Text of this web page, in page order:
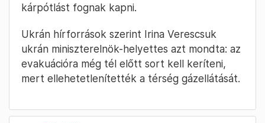
kárpótlást fognak kapni.
Ukrán hírforrások szerint Irina Verescsuk
ukrán miniszterelnök-helyettes azt mondta: az
evakuációra még tél előtt sort kell keríteni,
mert ellehetetlenítették a térség gázellátását.